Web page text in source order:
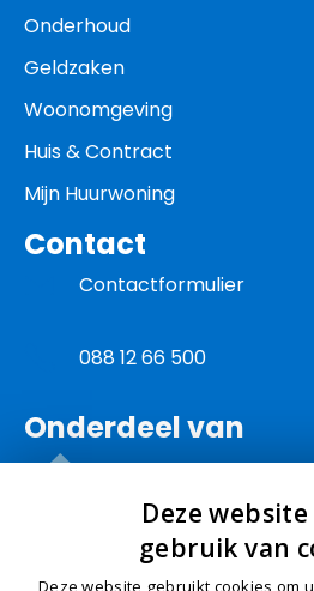
Onderhoud
Geldzaken
Woonomgeving
Huis & Contract
Mijn Huurwoning
Contact
Contactformulier
088 12 66 500
Onderdeel van
Deze
gebruik van
Deze website gebruikt cookies om